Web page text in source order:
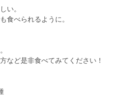
い。
食べられるように。
など是非食べてみてください！